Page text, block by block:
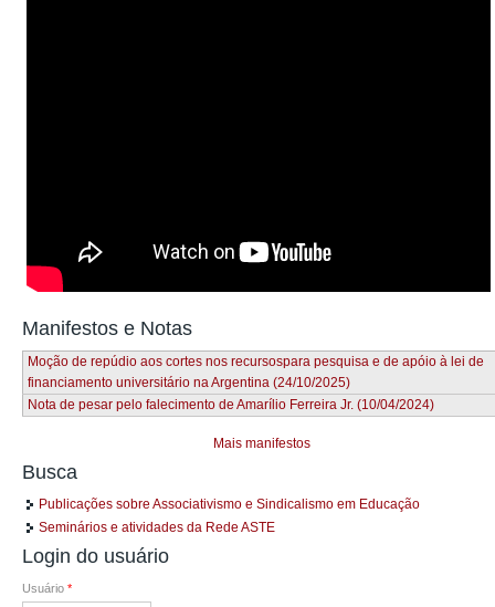
Manifestos e Notas
Moção de repúdio aos cortes nos recursospara pesquisa e de apóio à lei de
financiamento universitário na Argentina (24/10/2025)
Nota de pesar pelo falecimento de Amarílio Ferreira Jr. (10/04/2024)
Mais manifestos
Busca
Publicações sobre Associativismo e Sindicalismo em Educação
Seminários e atividades da Rede ASTE
Login do usuário
Usuário *